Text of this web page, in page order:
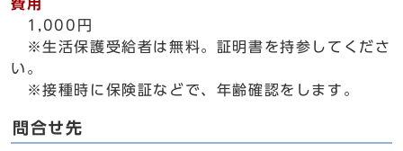
費用
1,000円
※生活保護受給者は無料。証明書を持参してくださ
い。
※接種時に保険証などで、年齢確認をします。
問合せ先